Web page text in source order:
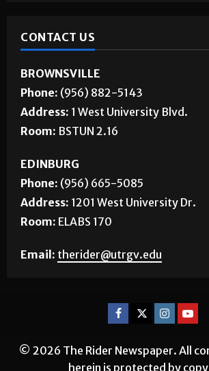
CONTACT US
BROWNSVILLE
Phone: (956) 882-5143
Address: 1 West University Blvd.
Room: BSTUN 2.16
EDINBURG
Phone: (956) 665-5085
Address: 1201 West University Dr.
Room: ELABS 170
Email: therider@utrgv.edu
© 2026 The Rider Newspaper. All
herein is protected by